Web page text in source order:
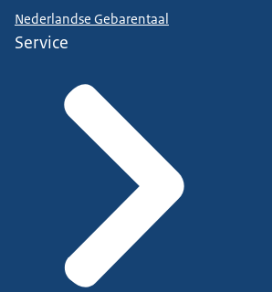
Nederlandse Gebarentaal
Service